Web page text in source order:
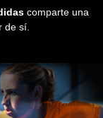
comparte una
de sí.